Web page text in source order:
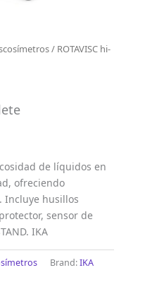
/ ROTAVISC hi-
de líquidos en
ofreciendo
Incluye husillos
sensor de
IKA
Brand:IKA